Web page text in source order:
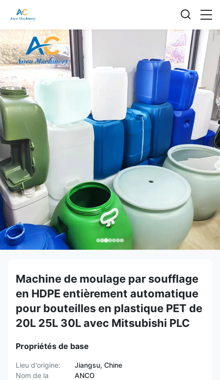
Machine de moulage par soufflage
en HDPE entièrement automatique
pour bouteilles en plastique PET de
20L 25L 30L avec Mitsubishi PLC
Propriétés de base
Lieu d'origine:
Jiangsu, Chine
Nom de la
ANCO